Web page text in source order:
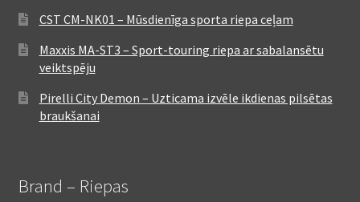
CST CM-NK01 – Mūsdienīga sporta riepa ceļam
Maxxis MA-ST3 – Sport-touring riepa ar sabalansētu
veiktspēju
Pirelli City Demon – Uzticama izvēle ikdienas pilsētas
braukšanai
Brand – Riepas